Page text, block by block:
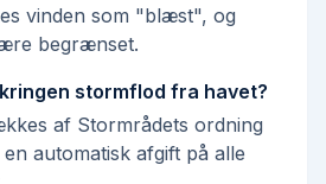
vinden som "blæst", og
begrænset.
stormflod fra havet?
af Stormrådets ordning
automatisk afgift på alle